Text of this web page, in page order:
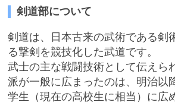
学校閲覧履歴はありません
ブックマークした学校
剣道部について
剣道は、日本古来の武術である剣
る撃剣を競技化した武道です。
武士の主な戦闘技術として伝えら
派が一般に広まったのは、明治以
学生（現在の高校生に相当）に広